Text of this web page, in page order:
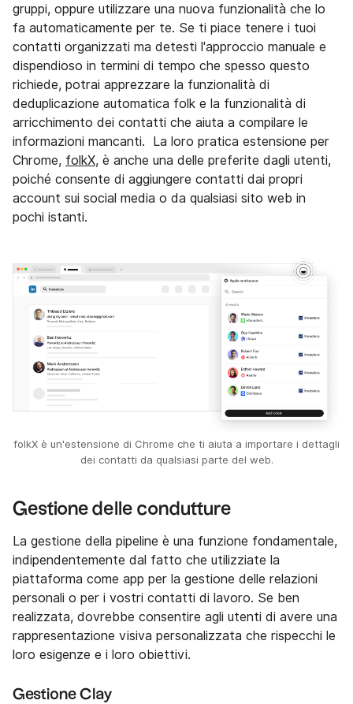
gruppi, oppure utilizzare una nuova funzionalità che lo
fa automaticamente per te. Se ti piace tenere i tuoi
contatti organizzati ma detesti l'approccio manuale e
dispendioso in termini di tempo che spesso questo
richiede, potrai apprezzare la funzionalità di
deduplicazione automatica folk e la funzionalità di
arricchimento dei contatti che aiuta a compilare le
informazioni mancanti. La loro pratica estensione per
Chrome, folkX, è anche una delle preferite dagli utenti,
poiché consente di aggiungere contatti dai propri
account sui social media o da qualsiasi sito web in
pochi istanti.
folkX è un'estensione di Chrome che ti aiuta a importare i dettagli
dei contatti da qualsiasi parte del web.
Gestione delle condutture
La gestione della pipeline è una funzione fondamentale,
indipendentemente dal fatto che utilizziate la
piattaforma come app per la gestione delle relazioni
personali o per i vostri contatti di lavoro. Se ben
realizzata, dovrebbe consentire agli utenti di avere una
rappresentazione visiva personalizzata che rispecchi le
loro esigenze e i loro obiettivi.
Gestione Clay